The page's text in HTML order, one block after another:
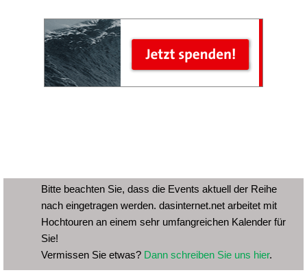
Bitte beachten Sie, dass die Events aktuell der Reihe
nach eingetragen werden. dasinternet.net arbeitet mit
Hochtouren an einem sehr umfangreichen Kalender für
Sie!
Vermissen Sie etwas? Dann schreiben Sie uns hier.